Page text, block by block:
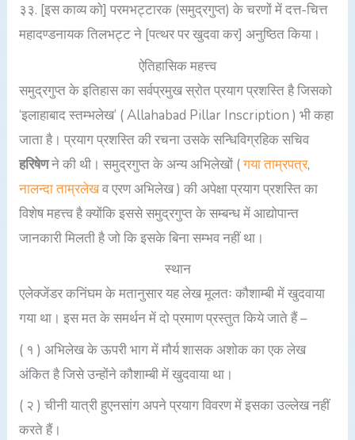
३३. [इस काव्य को] परमभट्टारक (समुद्रगुप्त) के चरणों में दत्त-चित्त
महादण्डनायक तिलभट्ट ने [पत्थर पर खुदवा कर] अनुष्ठित किया।
ऐतिहासिक महत्त्व
समुद्रगुप्त के इतिहास का सर्वप्रमुख स्रोत प्रयाग प्रशस्ति है जिसको
‘इलाहाबाद स्तम्भलेख’ ( Allahabad Pillar Inscription ) भी कहा
जाता है। प्रयाग प्रशस्ति की रचना उसके सन्धिविग्रहिक सचिव
हरिषेणने की थी। समुद्रगुप्त के अन्य अभिलेखों (गया ताम्रपत्र,
नालन्दा ताम्रलेखव एरण अभिलेख ) की अपेक्षा प्रयाग प्रशस्ति का
विशेष महत्त्व है क्योंकि इससे समुद्रगुप्त के सम्बन्ध में आद्योपान्त
जानकारी मिलती है जो कि इसके बिना सम्भव नहीं था।
स्थान
एलेक्जेंडर कनिंघम के मतानुसार यह लेख मूलतः कौशाम्बी में खुदवाया
गया था। इस मत के समर्थन में दो प्रमाण प्रस्तुत किये जाते हैं –
( १ ) अभिलेख के ऊपरी भाग में मौर्य शासक अशोक का एक लेख
अंकित है जिसे उन्होंने कौशाम्बी में खुदवाया था।
( २ ) चीनी यात्री हुएनसांग अपने प्रयाग विवरण में इसका उल्लेख नहीं
करते हैं।